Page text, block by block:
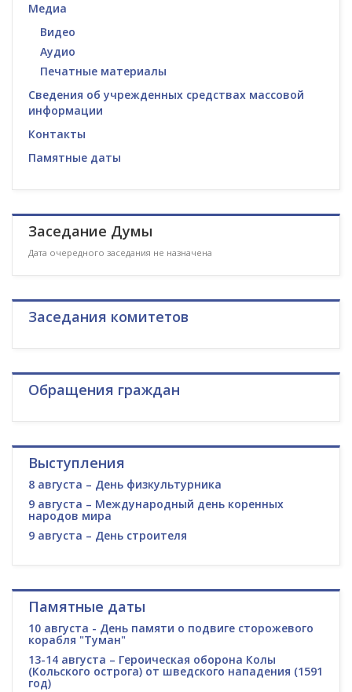
Медиа
Видео
Аудио
Печатные материалы
Сведения об учрежденных средствах массовой
информации
Контакты
Памятные даты
Заседание Думы
Дата очередного заседания не назначена
Заседания комитетов
Обращения граждан
Выступления
8 августа – День физкультурника
9 августа – Международный день коренных
народов мира
9 августа – День строителя
Памятные даты
10 августа - День памяти о подвиге сторожевого
корабля "Туман"
13-14 августа – Героическая оборона Колы
(Кольского острога) от шведского нападения (1591
год)